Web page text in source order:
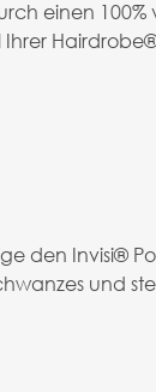
einen
Ihrer
den Invisi®
und